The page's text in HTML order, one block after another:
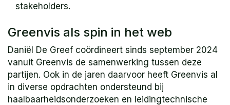
stakeholders.
Greenvis als spin in het web
Daniël De Greef coördineert sinds september 2024
vanuit Greenvis de samenwerking tussen deze
partijen. Ook in de jaren daarvoor heeft Greenvis al
in diverse opdrachten ondersteund bij
haalbaarheidsonderzoeken en leidingtechnische